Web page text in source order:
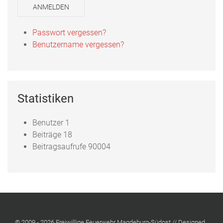
ANMELDEN
Passwort vergessen?
Benutzername vergessen?
Statistiken
Benutzer 1
Beiträge 18
Beitragsaufrufe 90004